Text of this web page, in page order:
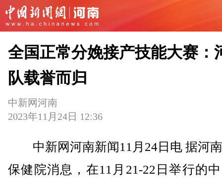
全国正常分娩接产技能大赛：
队载誉而归
中新网河南
2023年11月24日 12:36
中新网河南新闻11月24日电 据河
保健院消息，在11月21-22日举行的